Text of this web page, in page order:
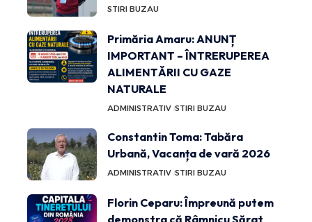
STIRI BUZAU
Primăria Amaru: ANUNȚ
IMPORTANT – ÎNTRERUPEREA
ALIMENTĂRII CU GAZE
NATURALE
ADMINISTRATIV STIRI BUZAU
Constantin Toma: Tabăra
Urbană, Vacanța de vară 2026
ADMINISTRATIV STIRI BUZAU
Florin Ceparu: Împreună putem
demonstra că Râmnicu Sărat